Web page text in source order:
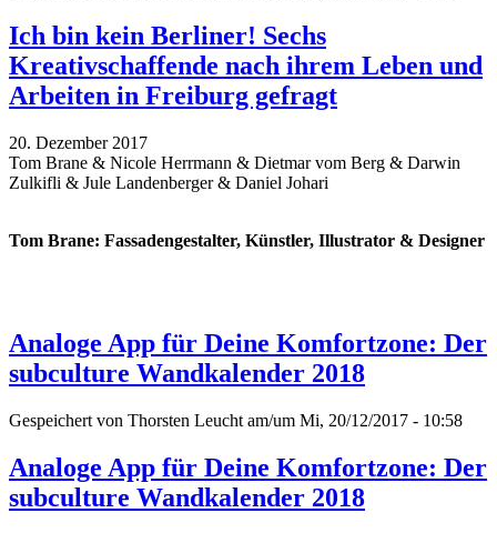
Ich bin kein Berliner! Sechs
Kreativschaffende nach ihrem Leben und
Arbeiten in Freiburg gefragt
20. Dezember 2017
Tom Brane & Nicole Herrmann & Dietmar vom Berg & Darwin
Zulkifli & Jule Landenberger & Daniel Johari
Tom Brane: Fassadengestalter, Künstler, Illustrator & Designer
Analoge App für Deine Komfortzone: Der
subculture Wandkalender 2018
Gespeichert von Thorsten Leucht am/um Mi, 20/12/2017 - 10:58
Analoge App für Deine Komfortzone: Der
subculture Wandkalender 2018